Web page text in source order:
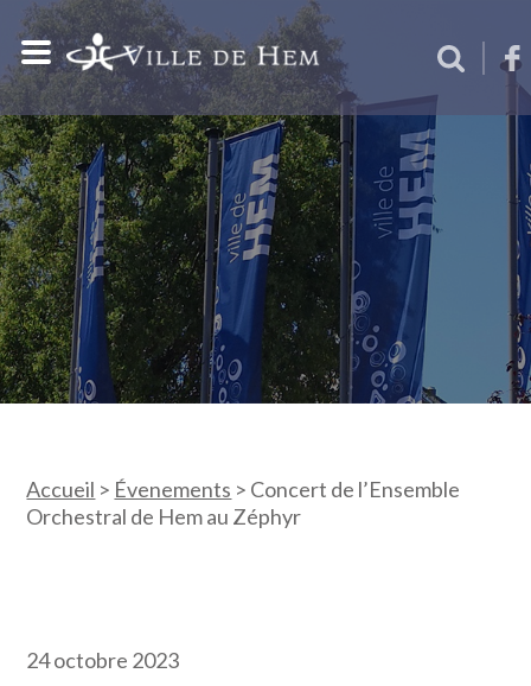
Accueil > Évenements > Concert de l’Ensemble
Orchestral de Hem au Zéphyr
24 octobre 2023